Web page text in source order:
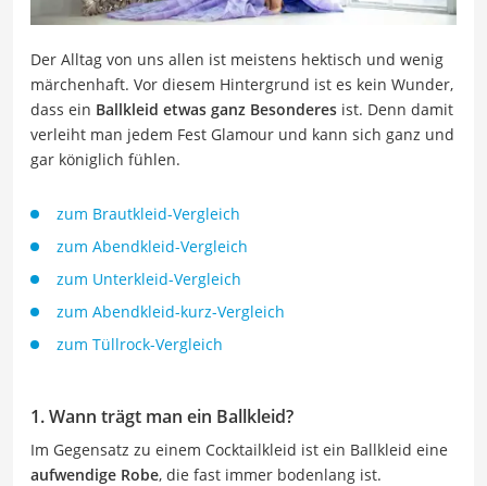
Der Alltag von uns allen ist meistens hektisch und wenig
märchenhaft. Vor diesem Hintergrund ist es kein Wunder,
dass ein Ballkleid etwas ganz Besonderes ist. Denn damit
verleiht man jedem Fest Glamour und kann sich ganz und
gar königlich fühlen.
zum Brautkleid-Vergleich
zum Abendkleid-Vergleich
zum Unterkleid-Vergleich
zum Abendkleid-kurz-Vergleich
zum Tüllrock-Vergleich
1. Wann trägt man ein Ballkleid?
Im Gegensatz zu einem Cocktailkleid ist ein Ballkleid eine
aufwendige Robe, die fast immer bodenlang ist.